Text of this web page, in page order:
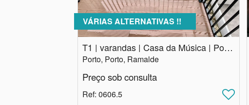
VÁRIAS ALTERNATIVAS !!
T1 | varandas | Casa da Música | Porto
Porto, Porto, Ramalde
Preço sob consulta
Ref: 0606.5